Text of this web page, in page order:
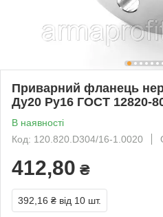
Приварний фланець
Ду20 Ру16 ГОСТ 12820-
В наявності
Код: 120.820.D304/16-1.0020
412,80 ₴
392,16 ₴ від 10 шт.